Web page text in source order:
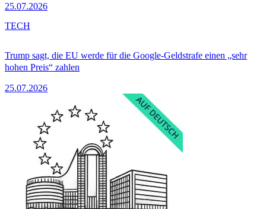
25.07.2026
Trump sagt, die EU werde für die Google-Geldstrafe einen „sehr
hohen Preis“ zahlen
25.07.2026
TECH